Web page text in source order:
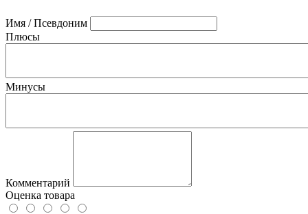
Имя / Псевдоним
Плюсы
Минусы
Комментарий
Оценка товара